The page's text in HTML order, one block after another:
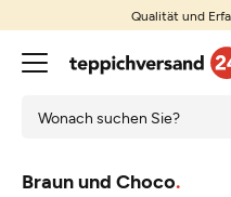
Qualität und
Braun und Choco